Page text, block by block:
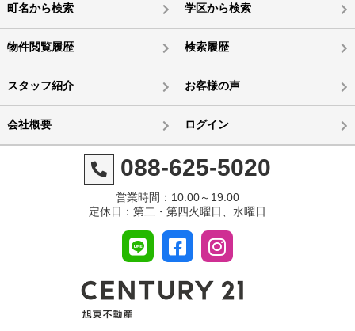
町名から検索 学区から検索
物件閲覧履歴 検索履歴
スタッフ紹介 お客様の声
会社概要 ログイン
088-625-5020
営業時間：10:00～19:00
定休日：第二・第四火曜日、水曜日